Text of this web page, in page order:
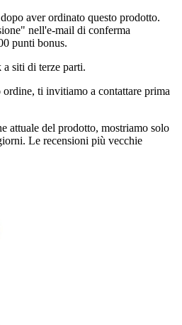
aver ordinato questo prodotto.
nell'e-mail di conferma
punti bonus.
siti di terze parti.
ordine, ti invitiamo a contattare prima
attuale del prodotto, mostriamo solo
Le recensioni più vecchie